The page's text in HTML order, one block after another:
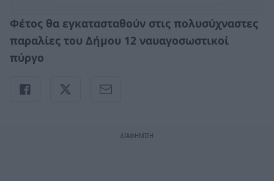
Φέτος θα εγκατασταθούν στις πολυσύχναστες
παραλίες του Δήμου 12 ναυαγοσωστικοί
πύργο